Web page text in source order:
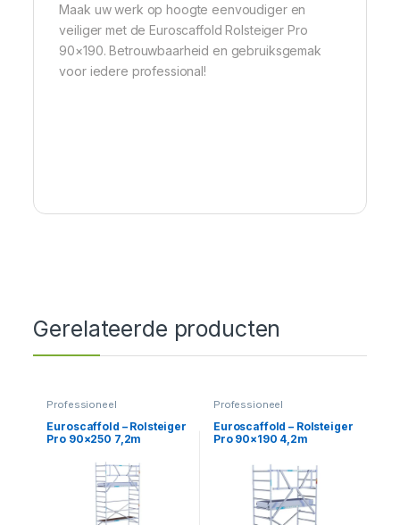
Maak uw werk op hoogte eenvoudiger en
veiliger met de Euroscaffold Rolsteiger Pro
90×190. Betrouwbaarheid en gebruiksgemak
voor iedere professional!
Gerelateerde producten
Professioneel
Euroscaffold – Rolsteiger
Pro 90×250 7,2m
Professioneel
Euroscaffold – Rolsteiger
Pro 90×190 4,2m